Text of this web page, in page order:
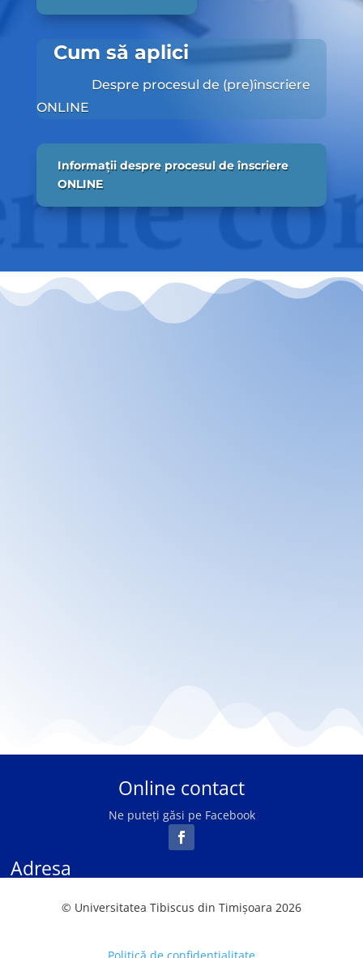
Cum să aplici
Despre procesul de (pre)înscriere
ONLINE
Informații despre procesul de înscriere
ONLINE
Online contact
Ne puteți găsi pe Facebook
Adresa
str. Lascăr Catargiu nr. 6
© Universitatea Tibiscus din Timișoara 2026